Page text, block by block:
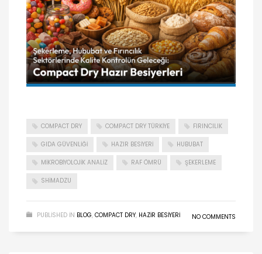
COMPACT DRY COMPACT DRY TÜRKIYE FIRINCILIK
GIDA GÜVENLIĞI HAZIR BESIYERI HUBUBAT
MIKROBIYOLOJIK ANALIZ RAF ÖMRÜ ŞEKERLEME
SHIMADZU
PUBLISHED IN BLOG, COMPACT DRY, HAZIR BESIYERI NO COMMENTS